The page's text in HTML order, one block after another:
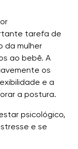
tarefa de
da mulher
ao bebê. A
os
e a
a postura.
psicológico,
e se